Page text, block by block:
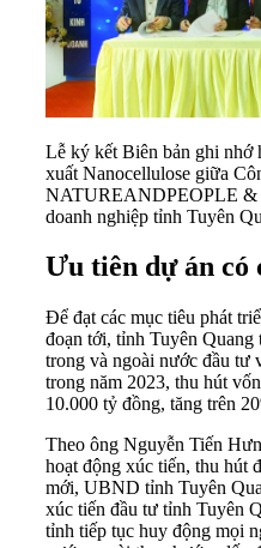
Lễ ký kết Biên bản ghi nhớ
xuất Nanocellulose giữa
NATUREANDPEOPLE &
doanh nghiệp tỉnh Tuyên
Ưu tiên dự án có
Để đạt các mục tiêu phát
đoạn tới, tỉnh Tuyên Quang
trong và ngoài nước đầu tư
trong năm 2023, thu hút
10.000 tỷ đồng, tăng trên
Theo ông Nguyễn Tiến
hoạt động xúc tiến, thu hút
mới, UBND tỉnh Tuyên
xúc tiến đầu tư tỉnh Tuyên
tỉnh tiếp tục huy động mọi